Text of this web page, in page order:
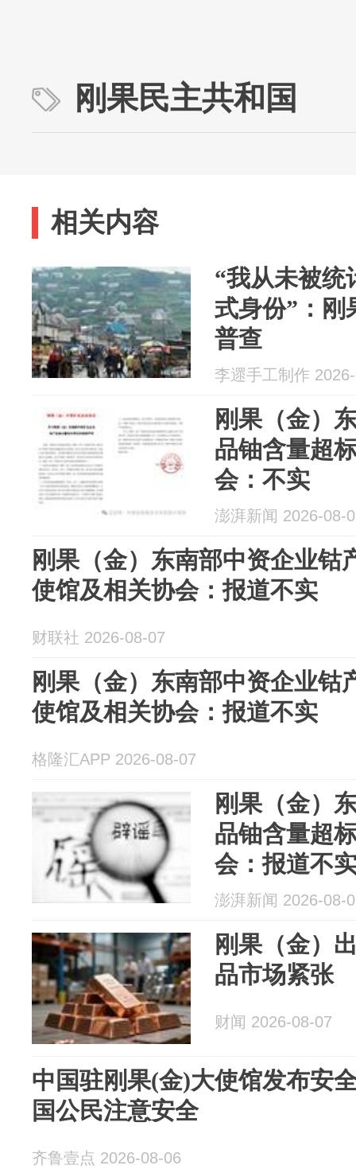
刚果民主共和国
相关内容
“我从未被统
式身份”：刚
普查
李遝手工制作
刚果（金）
品铀含量超
会：不实
澎湃新闻 2026-08-
刚果（金）东南部中资企业钴
使馆及相关协会：报道不实
财联社 2026-08-07
刚果（金）东南部中资企业钴
使馆及相关协会：报道不实
格隆汇APP 2026-08-07
刚果（金）
品铀含量超
会：报道不
澎湃新闻 2026-08-
刚果（金）
品市场紧张
财闻 2026-08-07
中国驻刚果(金)大使馆发布安
国公民注意安全
齐鲁壹点 2026-08-06